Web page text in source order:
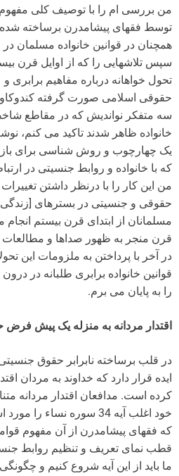
من بررسی ام را با توصیف کلی مفهوم
توسط فقهای پیشامدرن برساخته
همچنان در قوانین خانواده مسلمان
سپس تلاشهایی را که از اوایل قرن
تحول خواهانه درباره مفاهیم برابری
حقوقی اسلامی صورت گرفته
سه متفکر نواندیش که در مقاطع
خانواده ظاهر شدند تاکید می کنم،
یک چهارچوب و روش شناسی برای
که با خانواده و روابط جنسیتی در
من این کار را با درنظر داشتن
حقوقی و جنسیتی در بسترهای
مسلمانان از ابتدای قرن بیستم انجام
قرن منجر به ظهور صداها و مطالعات
در آخر با پرداختن به ملزومات این
قوانین خانواده برابری طلبانه در
را به پایان می برم.
اقتدار مردانه به منزله یک پیش
در قلب برساخته نابرابر حقوق
ایده قرار دارد که خداوند به مردان
کرده است. مدافعان اقتدار مردانه
خود اغلب آیه 34 سوره نساء
که فقهای پیشامدرن از آن مفهوم
قطب نمای تعریف و تنظیم روابط
ما باید از این آیه شروع کنیم و